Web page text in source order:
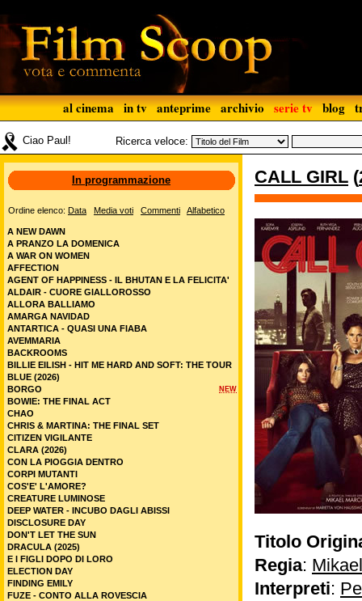
al cinema in tv anteprime archivio serie tv blog
Ciao Paul! Ricerca veloce:
CALL GIRL (
Titolo
Regia:
Interpreti:
In programmazione
Ordine elenco: Data Media voti Commenti Alfabetico
A NEW DAWN
A PRANZO LA DOMENICA
A WAR ON WOMEN
AFFECTION
AGENT OF HAPPINESS - IL BHUTAN E LA FELICITA'
ALDAIR - CUORE GIALLOROSSO
ALLORA BALLIAMO
AMARGA NAVIDAD
ANTARTICA - QUASI UNA FIABA
AVEMMARIA
BACKROOMS
BILLIE EILISH - HIT ME HARD AND SOFT: THE TOUR
BLUE (2026)
NEW
BORGO
BOWIE: THE FINAL ACT
CHAO
CHRIS & MARTINA: THE FINAL SET
CITIZEN VIGILANTE
CLARA (2026)
CON LA PIOGGIA DENTRO
CORPI MUTANTI
COS'E' L'AMORE?
CREATURE LUMINOSE
DEEP WATER - INCUBO DAGLI ABISSI
DISCLOSURE DAY
DON'T LET THE SUN
DRACULA (2025)
E I FIGLI DOPO DI LORO
ELECTION DAY
FINDING EMILY
FUZE - CONTO ALLA ROVESCIA